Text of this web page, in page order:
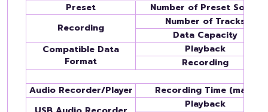
Preset
Number of Preset Songs
Recording
Number of Tracks
Data Capacity
Compatible Data
Format
Playback
Recording
Audio Recorder/Player
Recording Time (max.)
Playback